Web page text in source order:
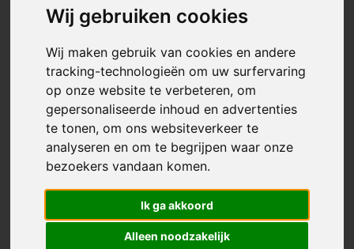
Wij gebruiken cookies
Wij maken gebruik van cookies en andere
tracking-technologieën om uw surfervaring
op onze website te verbeteren, om
gepersonaliseerde inhoud en advertenties
te tonen, om ons websiteverkeer te
analyseren en om te begrijpen waar onze
bezoekers vandaan komen.
Ik ga akkoord
Alleen noodzakelijk
Snow Leopard Balpen –
Betaalbare Pen met Stijl
Artikelnummer:127919